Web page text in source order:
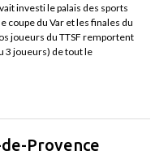
investi le palais des sports
coupe du Var et les finales du
joueurs du TTSF remportent
3 joueurs) de tout le
Provence